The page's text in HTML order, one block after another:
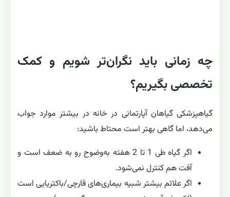
چه زمانی باید نگران‌تر شویم و کمک
تخصصی بگیریم؟
گیاهپزشکی گیاهان آپارتمانی در خانه در بیشتر موارد جواب
می‌دهد، اما گاهی بهتر است محتاط باشید:
اگر گیاه طی 1 تا 2 هفته به‌وضوح رو به ضعف است و
آفت هم کنترل نمی‌شود.
اگر علائم بیشتر شبیه بیماری‌های قارچی/باکتریایی است